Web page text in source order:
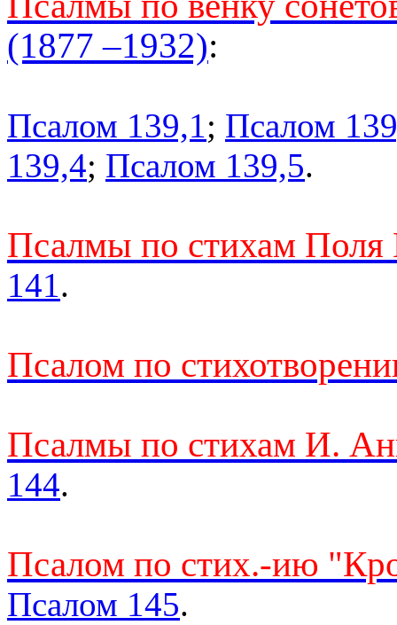
(1877 –1932):
Псалом 139,1; Псалом
139,4; Псалом 139,5.
Псалмы по стихам Поля
141.
Псалом по
Псалмы по стихам И.
144.
Псалом по стих.-ию
Псалом 145.